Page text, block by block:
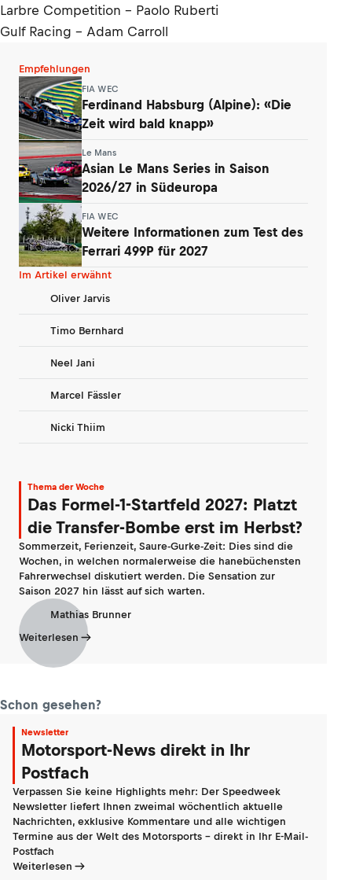
Larbre Competition - Paolo Ruberti
Gulf Racing - Adam Carroll
Empfehlungen
FIA WEC
Ferdinand Habsburg (Alpine): «Die
Zeit wird bald knapp»
Le Mans
Asian Le Mans Series in Saison
2026/27 in Südeuropa
FIA WEC
Weitere Informationen zum Test des
Ferrari 499P für 2027
Im Artikel erwähnt
Oliver Jarvis
Timo Bernhard
Neel Jani
Marcel Fässler
Nicki Thiim
Thema der Woche
Das Formel-1-Startfeld 2027: Platzt
die Transfer-Bombe erst im Herbst?
Sommerzeit, Ferienzeit, Saure-Gurke-Zeit: Dies sind die
Wochen, in welchen normalerweise die hanebüchensten
Fahrerwechsel diskutiert werden. Die Sensation zur
Saison 2027 hin lässt auf sich warten.
Mathias Brunner
Weiterlesen
Schon gesehen?
Newsletter
Motorsport-News direkt in Ihr
Postfach
Verpassen Sie keine Highlights mehr: Der Speedweek
Newsletter liefert Ihnen zweimal wöchentlich aktuelle
Nachrichten, exklusive Kommentare und alle wichtigen
Termine aus der Welt des Motorsports - direkt in Ihr E-Mail-
Postfach
Weiterlesen